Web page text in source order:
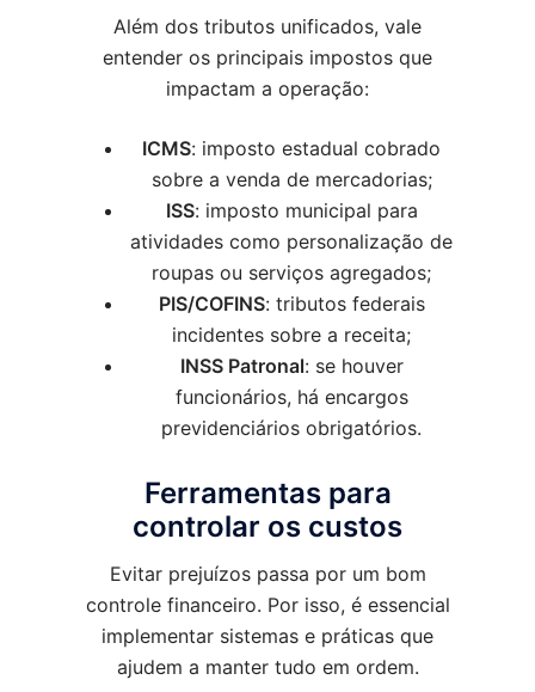
Além dos tributos unificados, vale
entender os principais impostos que
impactam a operação:
ICMS: imposto estadual cobrado
sobre a venda de mercadorias;
ISS: imposto municipal para
atividades como personalização de
roupas ou serviços agregados;
PIS/COFINS: tributos federais
incidentes sobre a receita;
INSS Patronal: se houver
funcionários, há encargos
previdenciários obrigatórios.
Ferramentas para
controlar os custos
Evitar prejuízos passa por um bom
controle financeiro. Por isso, é essencial
implementar sistemas e práticas que
ajudem a manter tudo em ordem.